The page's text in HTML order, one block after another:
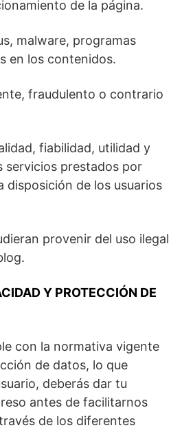
de la página.
malware, programas
en los contenidos.
fraudulento o contrario
fiabilidad, utilidad y
servicios prestados por
disposición de los usuarios
provenir del uso ilegal
Y PROTECCIÓN DE
con la normativa vigente
de datos, lo que
deberás dar tu
antes de facilitarnos
de los diferentes